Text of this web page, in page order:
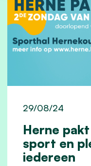
Herne
sport en
iedereen
29/08/24